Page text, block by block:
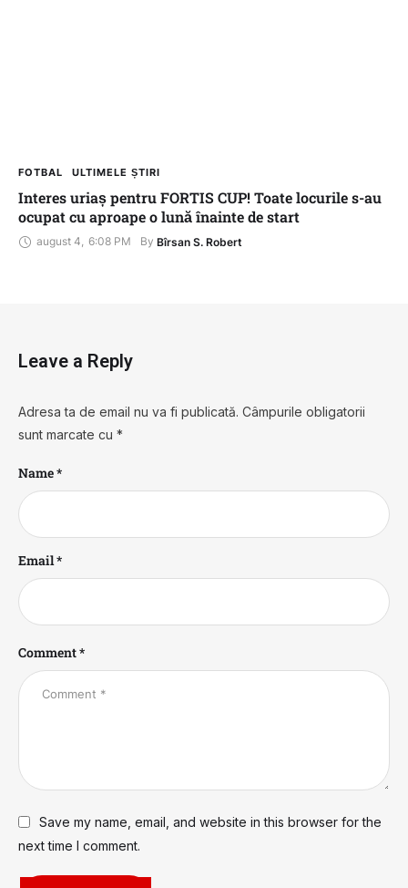
FOTBAL ULTIMELE ȘTIRI
Interes uriaș pentru FORTIS CUP! Toate locurile s-au
ocupat cu aproape o lună înainte de start
august 4, 6:08 PM By Bîrsan S. Robert
Leave a Reply
Adresa ta de email nu va fi publicată. Câmpurile obligatorii
sunt marcate cu *
Comment *
Name *
Email *
Save my name, email, and website in this browser for the
next time I comment.